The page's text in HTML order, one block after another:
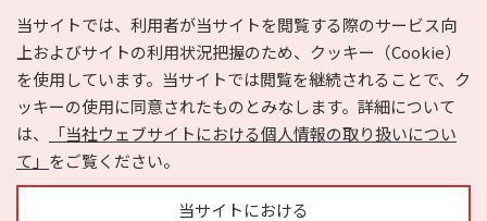
当サイトでは、利用者が当サイトを閲覧する際のサービス向
上およびサイトの利用状況把握のため、クッキー（Cookie）
を使用しています。当サイトでは閲覧を継続されることで、ク
ッキーの使用に同意されたものとみなします。詳細について
は、
「当社ウェブサイトにおける個人情報の取り扱いについ
て」 をご覧ください。
当サイトにおける
e-NAVITA（イーナビタ）とは？ お気に入り
ヘルプ
利用規約
個人情報の取り扱いについて
運営会社
サイトマップ
広告掲載に関するお問い合わせ